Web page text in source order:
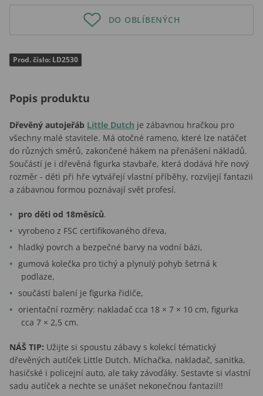
DO OBLÍBENÝCH
Prod. číslo: LD2530
Popis produktu
Dřevěný autojeřáb Little Dutch je zábavnou hračkou pro
všechny malé stavitele. Má otočné rameno, které lze natáčet
do různých směrů, zakončené hákem na přenášení nákladů.
Součástí je i dřevěná figurka stavbaře, která dodává hře nový
rozměr - děti při hře vytvářejí vlastní příběhy, rozvíjejí fantazii
a zábavnou formou poznávají svět profesí.
pro děti od 18měsíců.
vyrobeno z FSC certifikovaného dřeva,
hladký povrch a bezpečné barvy na vodní bázi,
gumová kolečka pro tichý a plynulý pohyb šetrná k
podlaze,
součástí balení je figurka řidiče,
orientační rozměry: nakladač cca 18 × 7 × 10 cm, figurka
cca 7 × 2,5 cm.
NÁŠ TIP: Užijte si spoustu zábavy s kolekcí tématický
dřevěných autíček Little Dutch. Míchačka, nakladač, sanitka,
hasičské i policejní auto, ale taky závoďáky. Sestavte si vlastní
sadu autíček a nechte se unášet nekonečnou fantazií!!